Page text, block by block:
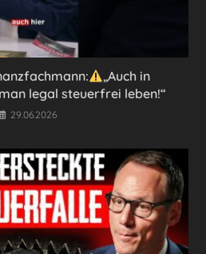
„Auch in
legal steuerfrei leben!“
29.06.2026